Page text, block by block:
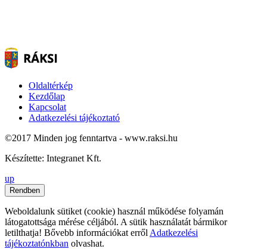
Oldaltérkép
Kezdőlap
Kapcsolat
Adatkezelési tájékoztató
©2017 Minden jog fenntartva - www.raksi.hu
Készítette: Integranet Kft.
up
Rendben
Weboldalunk sütiket (cookie) használ működése folyamán
látogatottsága mérése céljából. A sütik használatát bármikor
letilthatja! Bővebb információkat erről Adatkezelési
tájékoztatónkban olvashat.